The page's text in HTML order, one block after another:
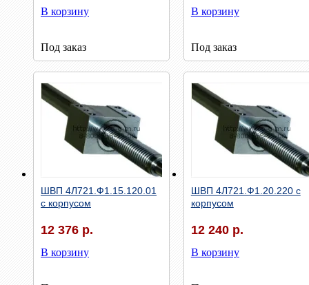
В корзину
Под заказ
В корзину
Под заказ
Быстрый просмотр
ШВП 4Л721.Ф1.15.120.01
с корпусом
12 376 р.
В корзину
Быстрый просмотр
ШВП 4Л721.Ф1.20.220 с
корпусом
12 240 р.
В корзину